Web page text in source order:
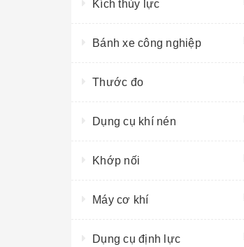
Kích thủy lực
Bánh xe công nghiệp
Thước đo
Dụng cụ khí nén
Khớp nối
Máy cơ khí
Dụng cụ định lực